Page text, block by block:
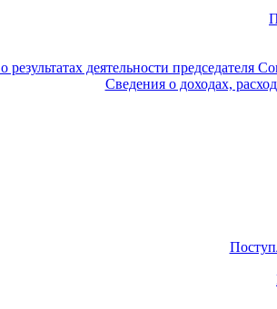
результатах деятельности председателя
Сведения о доходах,